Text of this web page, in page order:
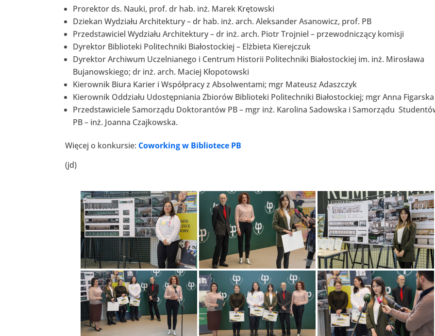
Prorektor ds. Nauki, prof. dr hab. inż. Marek Krętowski
Dziekan Wydziału Architektury – dr hab. inż. arch. Aleksander Asanowicz, prof. PB
Przedstawiciel Wydziału Architektury – dr inż. arch. Piotr Trojniel – przewodniczący komisji
Dyrektor Biblioteki Politechniki Białostockiej – Elżbieta Kierejczuk
Dyrektor Archiwum Uczelnianego i Centrum Historii Politechniki Białostockiej im. inż. Mirosława
Bujanowskiego; dr inż. arch. Maciej Kłopotowski
Kierownik Biura Karier i Współpracy z Absolwentami; mgr Mateusz Adaszczyk
Kierownik Oddziału Udostępniania Zbiorów Biblioteki Politechniki Białostockiej; mgr Anna Figarska
Przedstawiciele Samorządu Doktorantów PB – mgr inż. Karolina Sadowska i Samorządu
PB – inż. Joanna Czajkowska.
Więcej o konkursie: Coworking w Bibliotece PB
(jd)